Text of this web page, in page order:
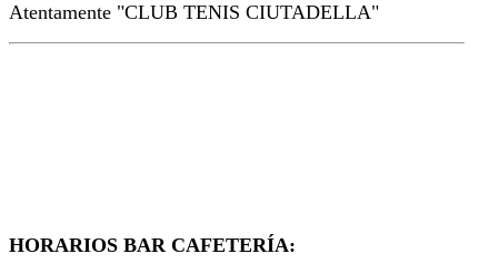
Atentamente "CLUB TENIS CIUTADELLA"
HORARIOS BAR CAFETERÍA: